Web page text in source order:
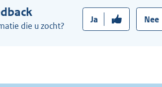
die u zocht?
Ja Nee